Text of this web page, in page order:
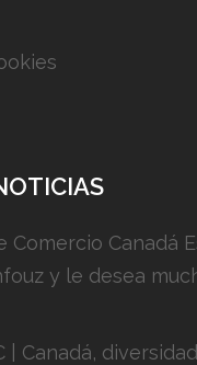
Comercio Canadá
y le desea
| Canadá,